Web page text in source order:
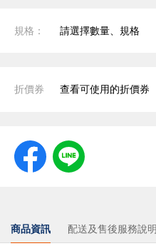
規格： 請選擇數量、規格
折價券 查看可使用的折價券
商品資訊 配送及售後服務說明